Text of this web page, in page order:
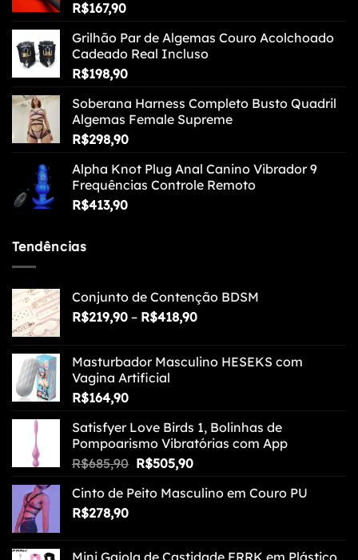
R$167,90
Grilhão Par de Algemas Couro Acolchoado
Cadeado Real Incluso
R$198,90
Soberana Harness Completo Busto Quadril
Algemas Female Supreme
R$298,90
Alpha Knot Plug Anal Canino Vibrador 9
Frequências Controle Remoto
R$413,90
Tendências
Conjunto de Contenção BDSM
R$219,90 – R$418,90Faixa
R$219,90
Masturbador Masculino HESEKS com
Vagina Artificial
R$164,90
Satisfyer Love Birds 1, Bolinhas de
Pompoarismo Vibratórias com App
R$685,90 O
original
R$505,90O
atual
Cinto de Peito Masculino em Couro PU
R$278,90
Mini Gaiola de Castidade FRRK em Plástico